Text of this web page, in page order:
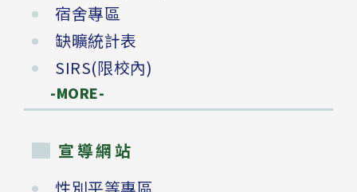
宿舍專區
缺曠統計表
SIRS(限校內)
-MORE-
宣導網站
性別平等專區